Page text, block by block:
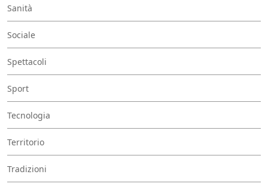
Sanità
Sociale
Spettacoli
Sport
Tecnologia
Territorio
Tradizioni